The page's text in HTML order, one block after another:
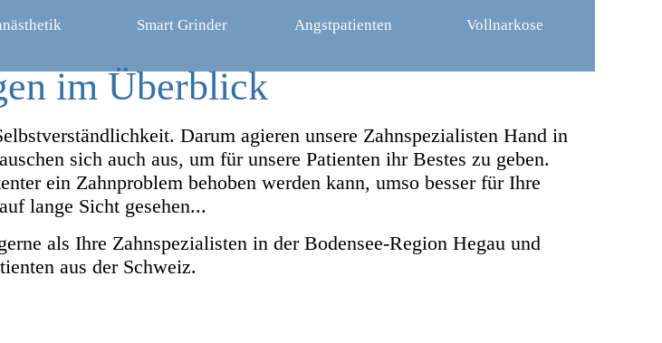
Smart Grinder Angstpatienten Vollnarkose
im Überblick
Darum agieren unsere Zahnspezialisten Hand in
sich auch aus, um für unsere Patienten ihr Bestes zu geben.
ein Zahnproblem behoben werden kann, umso besser für Ihre
lange Sicht gesehen...
als Ihre Zahnspezialisten in der Bodensee-Region Hegau und
aus der Schweiz.